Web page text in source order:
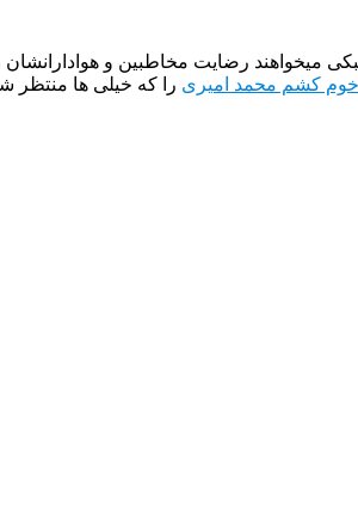
میخواهند رضایت مخاطبین و هوادارانشان
خوم کشم محمد امیری را که خیلی ها منتظر